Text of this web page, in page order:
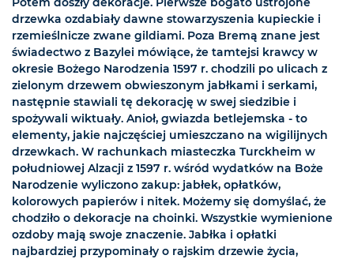
drzewka ozdabiały dawne stowarzyszenia kupieckie i
rzemieślnicze zwane gildiami. Poza Bremą znane jest
świadectwo z Bazylei mówiące, że tamtejsi krawcy w
okresie Bożego Narodzenia 1597 r. chodzili po ulicach z
zielonym drzewem obwieszonym jabłkami i serkami,
następnie stawiali tę dekorację w swej siedzibie i
spożywali wiktuały. Anioł, gwiazda betlejemska - to
elementy, jakie najczęściej umieszczano na wigilijnych
drzewkach. W rachunkach miasteczka Turckheim w
południowej Alzacji z 1597 r. wśród wydatków na Boże
Narodzenie wyliczono zakup: jabłek, opłatków,
kolorowych papierów i nitek. Możemy się domyślać, że
chodziło o dekoracje na choinki. Wszystkie wymienione
ozdoby mają swoje znaczenie. Jabłka i opłatki
najbardziej przypominały o rajskim drzewie życia,